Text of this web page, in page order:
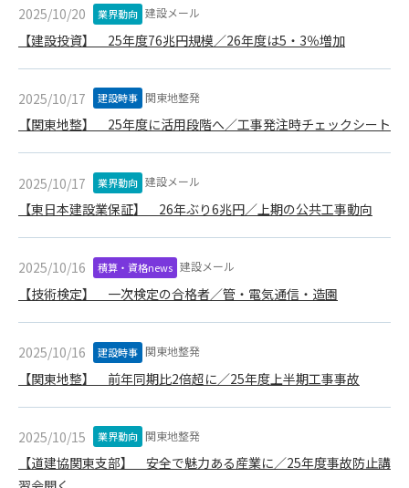
2025/10/20 業界動向 建設メール
【建設投資】 25年度76兆円規模／26年度は5・3％増加
2025/10/17 建設時事 関東地整発
【関東地整】 25年度に活用段階へ／工事発注時チェックシート
2025/10/17 業界動向 建設メール
【東日本建設業保証】 26年ぶり6兆円／上期の公共工事動向
2025/10/16 積算・資格news 建設メール
【技術検定】 一次検定の合格者／管・電気通信・造園
2025/10/16 建設時事 関東地整発
【関東地整】 前年同期比2倍超に／25年度上半期工事事故
2025/10/15 業界動向 関東地整発
【道建協関東支部】 安全で魅力ある産業に／25年度事故防止講
できるものとします。これに起因する会員または他の第三者が
被った損害について管理者は､一切の責任をも負わないものと
会員の氏名、住所、性別、年齢、メールアドレスその他本サー
ビスの提供に関連して管理者が知り得た会員の個人情報（以下
す。
(1) 会員が、自己の個人情報の開示に事前に同意している場合
(3) 第三者および管理者の権利、財産、安全等を保護するため
に必要であると管理者が判断した場合
第10条（免責事項）
管理者は、会員が登録した内容が以下に該当する、またはその
恐れのあるものは、会員の承諾なく削除できるものとします。
1. 管理者は、会員が本サービスを利用することにより得た情報
等（プログラムを含みます）について、その完全性、正確性
を保証もしないものとします。また、当該情報等に起因して
生じた一切の損害に対して、管理者は、何らの責任も負わな